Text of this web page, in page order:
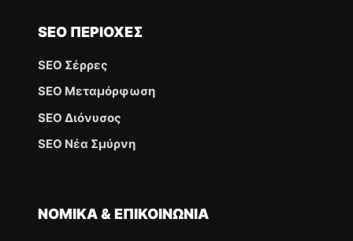
SEO ΠΕΡΙΟΧΈΣ
SEO Σέρρες
SEO Μεταμόρφωση
SEO Διόνυσος
SEO Νέα Σμύρνη
ΝΟΜΙΚΆ & ΕΠΙΚΟΙΝΩΝΊΑ